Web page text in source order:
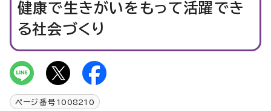
健康で生きがいをもって活躍でき
る社会づくり
ページ番号 1008210